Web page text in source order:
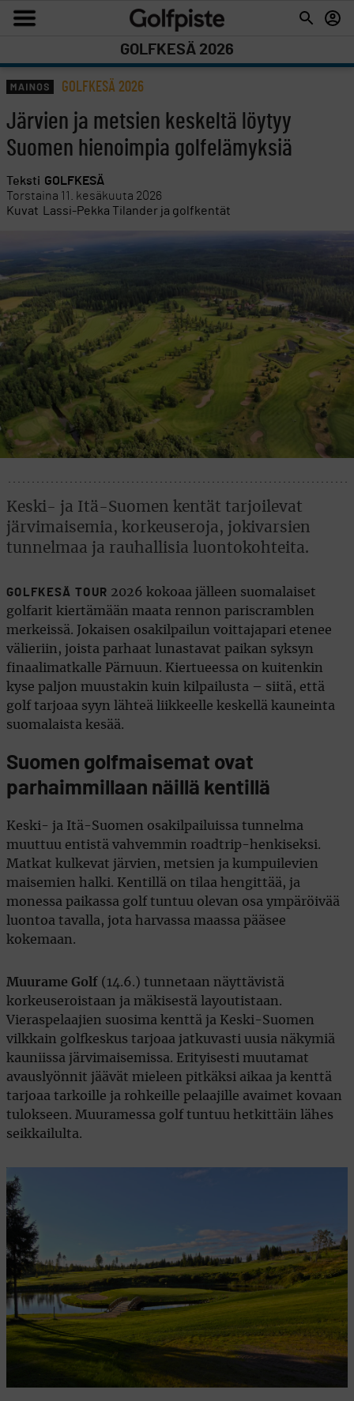
GOLFKESÄ 2026
GOLFKESÄ 2026
Järvien ja metsien keskeltä löytyy
Suomen hienoimpia golfelämyksiä
Teksti GOLFKESÄ
Torstaina 11. kesäkuuta 2026
Kuvat
Lassi-Pekka Tilander ja golfkentät
Keski- ja Itä-Suomen kentät tarjoilevat
järvimaisemia, korkeuseroja, jokivarsien
tunnelmaa ja rauhallisia luontokohteita.
GOLFKESÄ TOUR 2026 kokoaa jälleen suomalaiset
golfarit kiertämään maata rennon pariscramblen
merkeissä. Jokaisen osakilpailun voittajapari etenee
välieriin, joista parhaat lunastavat paikan syksyn
finaalimatkalle Pärnuun. Kiertueessa on kuitenkin
kyse paljon muustakin kuin kilpailusta – siitä, että
golf tarjoaa syyn lähteä liikkeelle keskellä kauneinta
suomalaista kesää.
Suomen golfmaisemat ovat
parhaimmillaan näillä kentillä
Keski- ja Itä-Suomen osakilpailuissa tunnelma
muuttuu entistä vahvemmin roadtrip-henkiseksi.
Matkat kulkevat järvien, metsien ja kumpuilevien
maisemien halki. Kentillä on tilaa hengittää, ja
monessa paikassa golf tuntuu olevan osa ympäröivää
luontoa tavalla, jota harvassa maassa pääsee
kokemaan.
Muurame Golf (14.6.) tunnetaan näyttävistä
korkeuseroistaan ja mäkisestä layoutistaan.
Vieraspelaajien suosima kenttä ja Keski-Suomen
vilkkain golfkeskus tarjoaa jatkuvasti uusia näkymiä
kauniissa järvimaisemissa. Erityisesti muutamat
avauslyönnit jäävät mieleen pitkäksi aikaa ja kenttä
tarjoaa tarkoille ja rohkeille pelaajille avaimet kovaan
tulokseen. Muuramessa golf tuntuu hetkittäin lähes
seikkailulta.